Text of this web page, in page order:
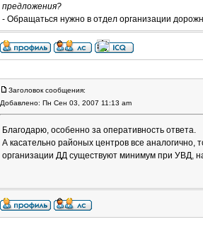
предложения?
- Обращаться нужно в отдел организации
Заголовок сообщения:
Добавлено: Пн Сен 03, 2007 11:13 am
Благодарю, особенно за оперативность ответа.
А касательно районых центров все
организации ДД существуют минимум при УВД,